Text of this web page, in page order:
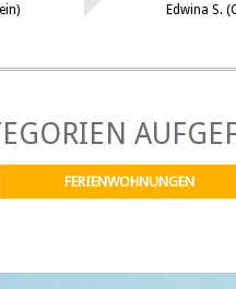
Edwina S.
FERIENWOHNUNGEN